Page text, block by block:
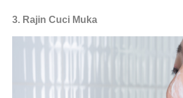
3. Rajin Cuci Muka